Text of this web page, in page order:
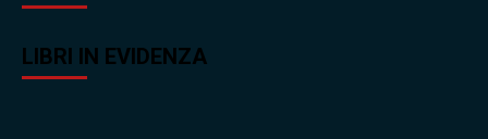
LIBRI IN EVIDENZA